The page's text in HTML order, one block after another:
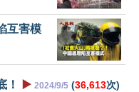
互害模
！ ▶️ 2024/9/5 (36,613次)